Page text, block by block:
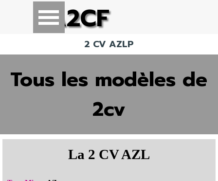
Aller au contenuA2CF
Sauter le menu
2 CV AZLP
Tous les modèles de
2cv
La 2 CV AZL